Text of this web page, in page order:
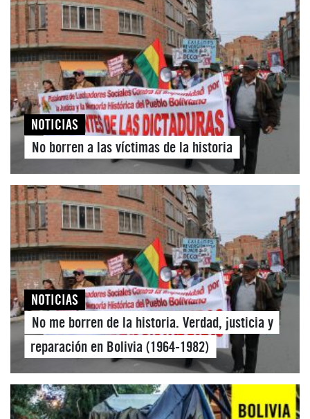
NOTICIAS
No borren a las víctimas de la historia
NOTICIAS
No me borren de la historia. Verdad, justicia y
reparación en Bolivia (1964-1982)